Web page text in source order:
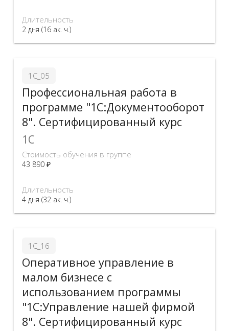
Длительность
2 дня (16 ак. ч.)
1С_05
Профессиональная работа в
программе "1С:Документооборот
8". Сертифицированный курс
1C
Стоимость обучения в группе
43 890 ₽
Длительность
4 дня (32 ак. ч.)
1С_16
Оперативное управление в
малом бизнесе с
использованием программы
"1С:Управление нашей фирмой
8". Сертифицированный курс